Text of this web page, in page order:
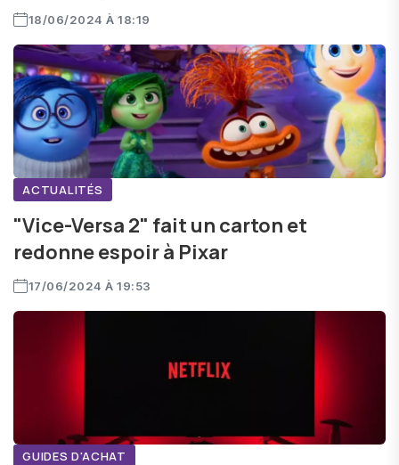
18/06/2024 À 18:19
ACTUALITÉS
"Vice-Versa 2" fait un carton et
redonne espoir à Pixar
17/06/2024 À 19:53
GUIDES D'ACHAT